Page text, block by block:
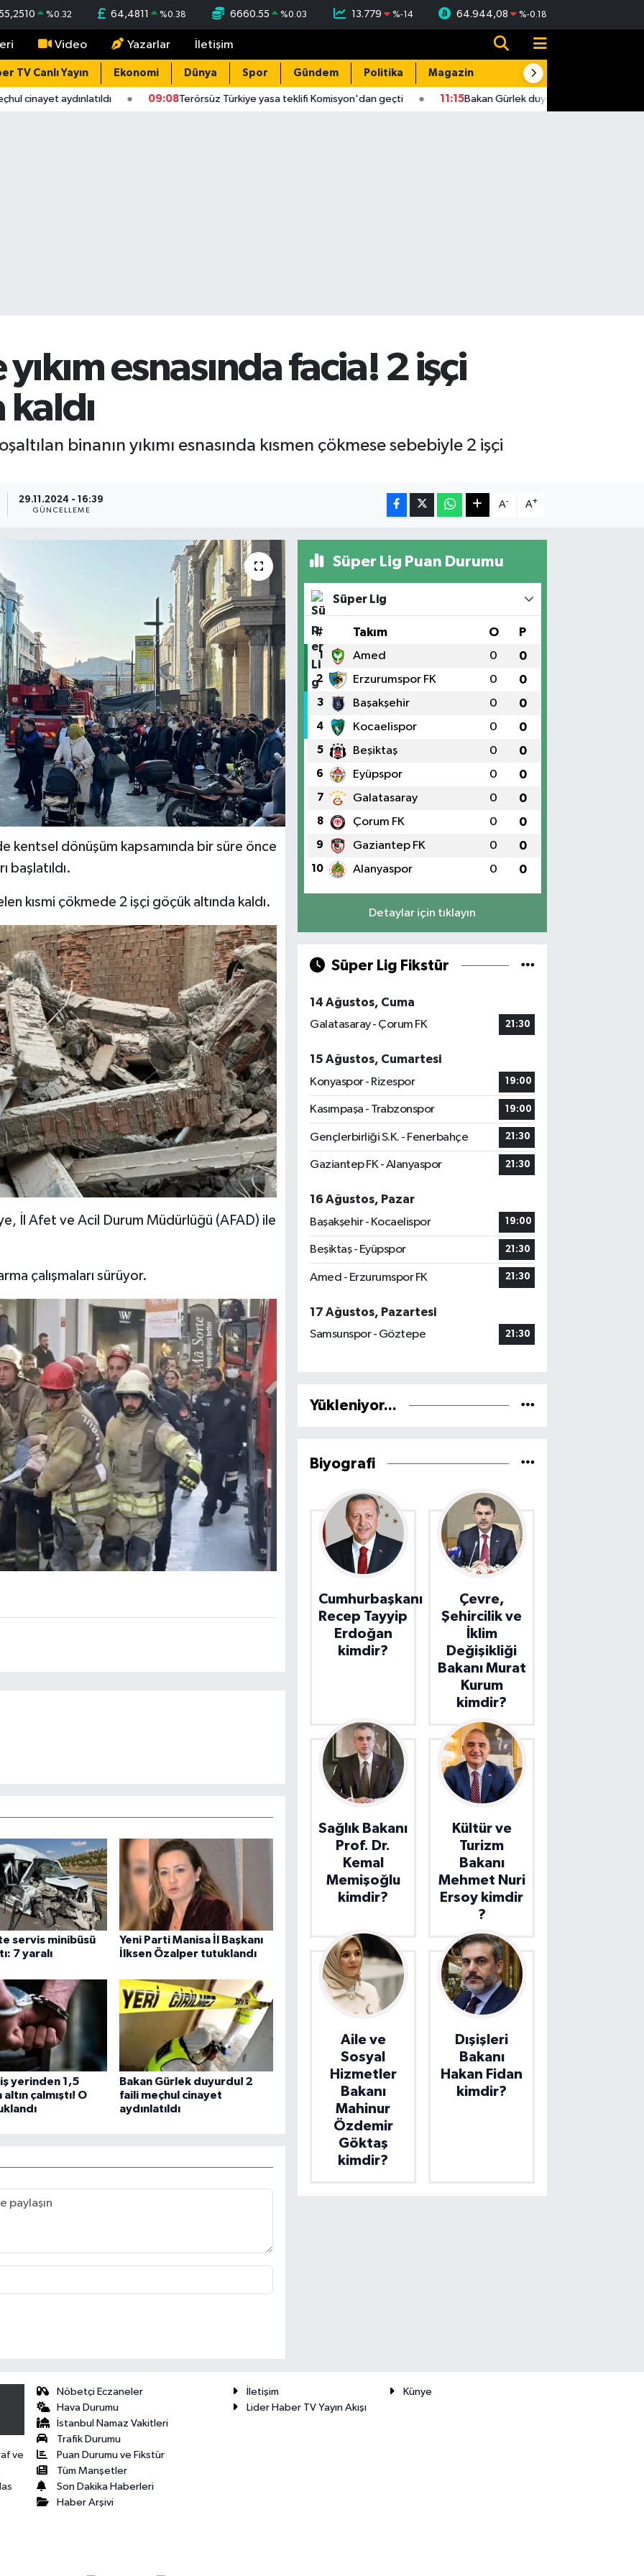
%0.32 64,4811 %0.38 6660.55 %0.03 13.779 %-14 64.944,08 %-0.18
Video Yazarlar İletişim
TV Canlı Yayın Ekonomi Dünya Spor Gündem Politika Magazin Resmi İlanlar
cinayet aydınlatıldı 09:08Terörsüz Türkiye yasa teklifi Komisyon'dan geçti 11:15Bakan Gürlek duyurdu! 2 faili meçhul
esnasında facia! 2 işçi
binanın yıkımı esnasında kısmen çökmese sebebiyle 2 işçi
29.11.2024 - 16:39
GÜNCELLEME
A- A+
kentsel dönüşüm kapsamında bir süre önce
başlatıldı.
kısmi çökmede 2 işçi göçük altında kaldı.
İl Afet ve Acil Durum Müdürlüğü (AFAD) ile
çalışmaları sürüyor.
servis minibüsü
7 yaralı
Yeni Parti Manisa İl Başkanı
İlksen Özalper tutuklandı
iş yerinden 1,5
çalmıştı! O
Bakan Gürlek duyurdu! 2
faili meçhul cinayet
aydınlatıldı
Süper Lig Puan Durumu
Süper Lig
# Takım O P
1 Amed 0 0
2 Erzurumspor FK 0 0
3 Başakşehir 0 0
4 Kocaelispor 0 0
5 Beşiktaş 0 0
6 Eyüpspor 0 0
7 Galatasaray 0 0
8 Çorum FK 0 0
9 Gaziantep FK 0 0
10 Alanyaspor 0 0
Detaylar için tıklayın
Süper Lig Fikstür
14 Ağustos, Cuma
Galatasaray - Çorum FK
21:30
15 Ağustos, Cumartesi
Konyaspor - Rizespor
19:00
Kasımpaşa - Trabzonspor 19:00
Gençlerbirliği S.K. - Fenerbahçe 21:30
Gaziantep FK - Alanyaspor 21:30
16 Ağustos, Pazar
Başakşehir - Kocaelispor
19:00
Beşiktaş - Eyüpspor 21:30
Amed - Erzurumspor FK 21:30
17 Ağustos, Pazartesi
Samsunspor - Göztepe
21:30
Yükleniyor...
Biyografi
Cumhurbaşkanı
Recep Tayyip
Erdoğan
kimdir?
Çevre,
Şehircilik ve
İklim
Değişikliği
Bakanı Murat
Kurum
kimdir?
Sağlık Bakanı
Prof. Dr.
Kemal
Memişoğlu
kimdir?
Kültür ve
Turizm
Bakanı
Mehmet Nuri
Ersoy kimdir
?
Aile ve
Sosyal
Hizmetler
Bakanı
Mahinur
Özdemir
Göktaş
kimdir?
Dışişleri
Bakanı
Hakan Fidan
kimdir?
ve
Nöbetçi Eczaneler
Hava Durumu
İstanbul Namaz Vakitleri
Trafik Durumu
Puan Durumu ve Fikstür
Tüm Manşetler
Son Dakika Haberleri
Haber Arşivi
İletişim
Künye
Lider Haber TV Yayın Akışı